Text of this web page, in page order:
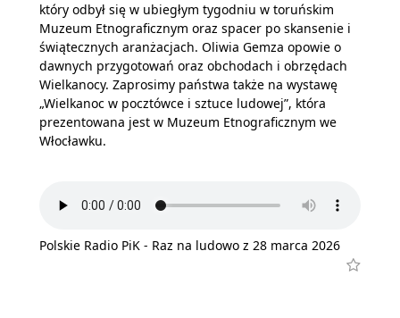
który odbył się w ubiegłym tygodniu w toruńskim
Muzeum Etnograficznym oraz spacer po skansenie i
świątecznych aranżacjach. Oliwia Gemza opowie o
dawnych przygotowań oraz obchodach i obrzędach
Wielkanocy. Zaprosimy państwa także na wystawę
„Wielkanoc w pocztówce i sztuce ludowej”, która
prezentowana jest w Muzeum Etnograficznym we
Włocławku.
Polskie Radio PiK - Raz na ludowo z 28 marca 2026